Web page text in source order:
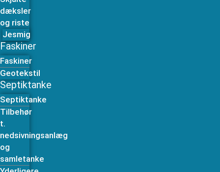
dæksler
og riste
Jesmig
Faskiner
Faskiner
Geotekstil
Septiktanke
Septiktanke
Tilbehør
t.
nedsivningsanlæg
og
samletanke